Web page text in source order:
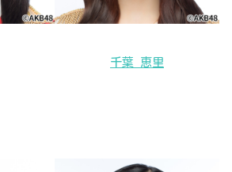
千葉 恵里